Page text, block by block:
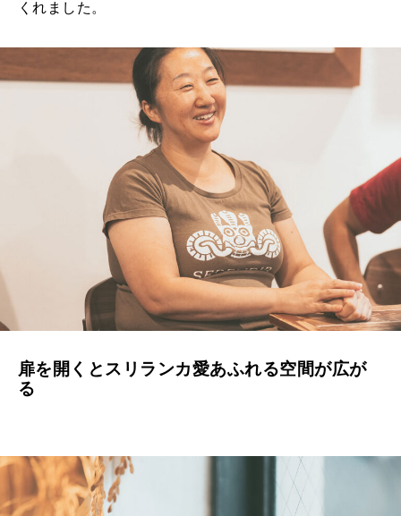
くれました。
扉を開くとスリランカ愛あふれる空間が広が
る